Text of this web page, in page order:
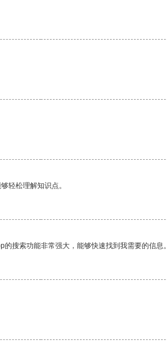
轻松理解知识点。
搜索功能非常强大，能够快速找到我需要的信息。